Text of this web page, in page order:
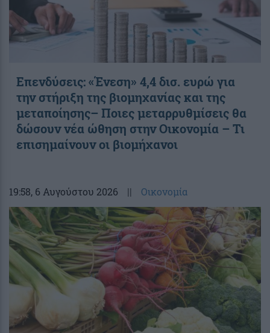
Επενδύσεις: «Ένεση» 4,4 δισ. ευρώ για
την στήριξη της βιομηχανίας και της
μεταποίησης– Ποιες μεταρρυθμίσεις θα
δώσουν νέα ώθηση στην Οικονομία – Τι
επισημαίνουν οι βιομήχανοι
19:58, 6 Αυγούστου 2026 || Οικονομία